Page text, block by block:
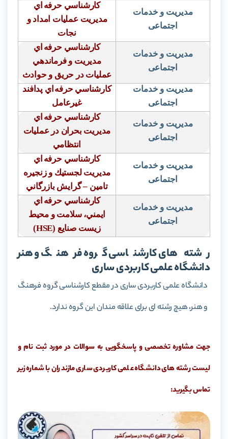
مدیریت و خدمات
اجتماعی
كارشناسي حرفه اي
مديريت عمليات امداد و
نجات
مدیریت و خدمات
اجتماعی
كارشناسي حرفه اي
مديريت و فرماندهي
عمليات در حريق و حوادث
مدیریت و خدمات
اجتماعی
كارشناسي حرفه اي پدافند
غيرعامل
مدیریت و خدمات
اجتماعی
كارشناسي حرفه اي
مديريت بحران در عمليات
انتظامي
مدیریت و خدمات
اجتماعی
كارشناسي حرفه اي
مديريت لجستيك و زنجيره
تامين – گرايش بازرگاني
مدیریت و خدمات
اجتماعی
كارشناسي حرفه اي
ايمني، سلامت و محيط
زيست صنايع (HSE)
رشته های کارشناسی گروه فرهنگ و هنر
دانشگاه علمی کاربردی ساری
دانشگاه علمی کاربردی ساری در مقطع کارشناسی گروه فرهنگ
و هنر، هیچ رشته ای برای علاقه مندان این گروه ندارد.
جهت مشاوره تخصصی و پاسخگویی به سوالات در مورد ثبت نام و
لیست رشته های دانشگاه علمی کاربردی ساری مازندران با شماره زیر
تماس بگیرید: